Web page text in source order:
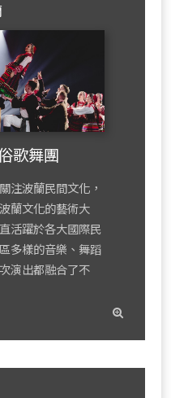
歌舞團
注波蘭民間文化，
蘭文化的藝術大
活躍於各大國際民
多樣的音樂、舞蹈
演出都融合了不